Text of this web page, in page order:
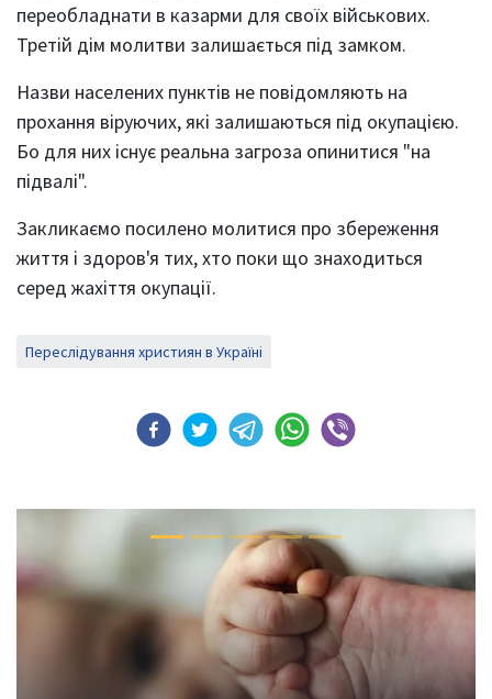
переобладнати в казарми для своїх військових.
Третій дім молитви залишається під замком.
Назви населених пунктів не повідомляють на
прохання віруючих, які залишаються під окупацією.
Бо для них існує реальна загроза опинитися "на
підвалі".
Закликаємо посилено молитися про збереження
життя і здоров'я тих, хто поки що знаходиться
серед жахіття окупації.
Переслідування християн в Україні
Previous Next